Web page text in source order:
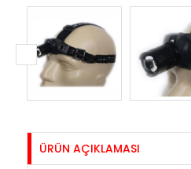
ÜRÜN AÇIKLAMASI